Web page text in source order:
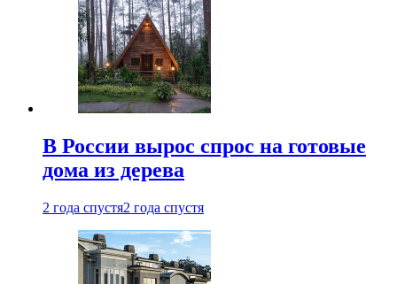
В России вырос спрос на готовые
дома из дерева
2 года спустя2 года спустя